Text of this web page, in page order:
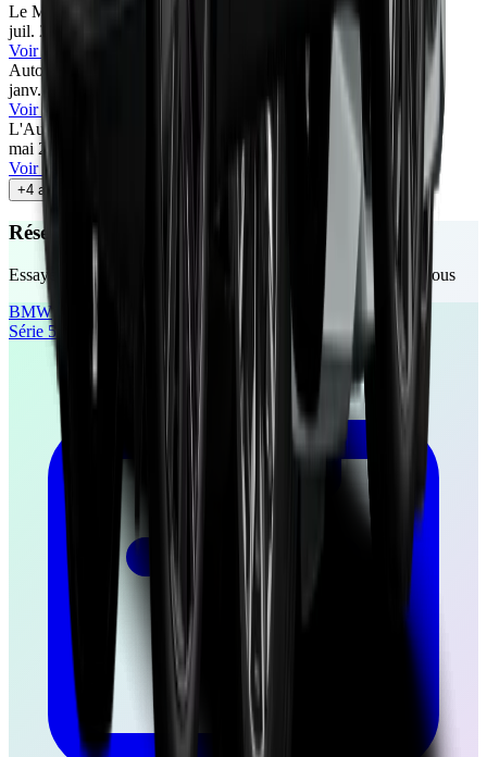
Le Moniteur Automobile
juil. 2025
Voir l'article
Automobile Propre
janv. 2025
Voir l'article
L'Auto-Journal
mai 2024
Cyril Biotteau
Voir l'article
+4 autres avis
Réservez votre essai gratuit
Essayez ces véhicules chez un concessionnaire près de chez vous
BMW
Série 5